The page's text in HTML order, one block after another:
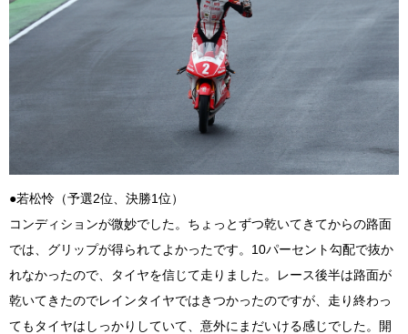
●若松怜（予選2位、決勝1位）
コンディションが微妙でした。ちょっとずつ乾いてきてからの路面
では、グリップが得られてよかったです。10パーセント勾配で抜か
れなかったので、タイヤを信じて走りました。レース後半は路面が
乾いてきたのでレインタイヤではきつかったのですが、走り終わっ
てもタイヤはしっかりしていて、意外にまだいける感じでした。開